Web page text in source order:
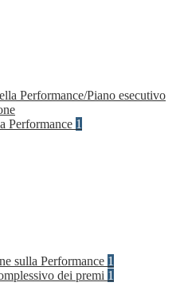
Performance/Piano esecutivo
Performance 1
sulla Performance 1
dei premi 1